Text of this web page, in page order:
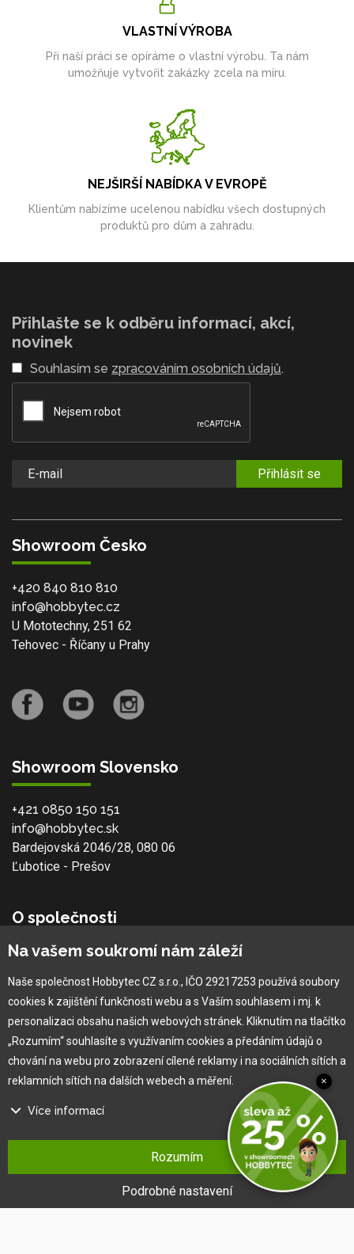
VLASTNÍ VÝROBA
Při naší práci se opíráme o vlastní výrobu. Ta nám
umožňuje vytvořit zakázky zcela na míru.
NEJŠIRŠÍ NABÍDKA V EVROPĚ
Klientům nabízíme ucelenou nabídku všech dostupných
produktů pro dům a zahradu.
Přihlašte se k odběru informací, akcí,
novinek
Souhlasím se zpracováním osobních údajů.
Přihlásit se
Showroom Česko
+420 840 810 810
info@hobbytec.cz
U Mototechny, 251 62
Tehovec - Říčany u Prahy
Showroom Slovensko
+421 0850 150 151
info@hobbytec.sk
Bardejovská 2046/28, 080 06
Ľubotice - Prešov
O společnosti
Vlastní výroba
Náš tým
O nás
Pro zákazníka
Věrnostní program
Na vašem soukromí nám záleží
Naše společnost Hobbytec CZ s.r.o., IČO 29217253 používá soubory
cookies k zajištění funkčnosti webu a s Vaším souhlasem i mj. k
personalizaci obsahu našich webových stránek. Kliknutím na tlačítko
„Rozumím“ souhlasíte s využívaním cookies a předáním údajů o
chování na webu pro zobrazení cílené reklamy i na sociálních sítích a
reklamních sítích na dalších webech a měření.
Více informací
Na našem webu používáme několik druhů kategorií cookies:
Ty jsou nezbytně nutné pro fungování webu a jeho funkcí, které se
rozhodnete využívat. Bez nich by náš web nefungoval, např. by nebylo
Rozumím
Podrobné nastavení
×